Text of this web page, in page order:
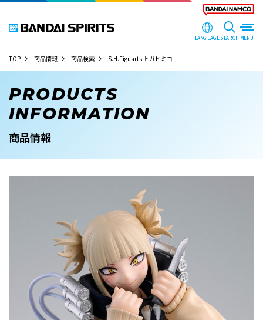
LANGUAGESEARCH
TOP 商品情報 商品検索 S.H.Figuarts トガヒミコ
PRODUCTS
INFORMATION
商品情報